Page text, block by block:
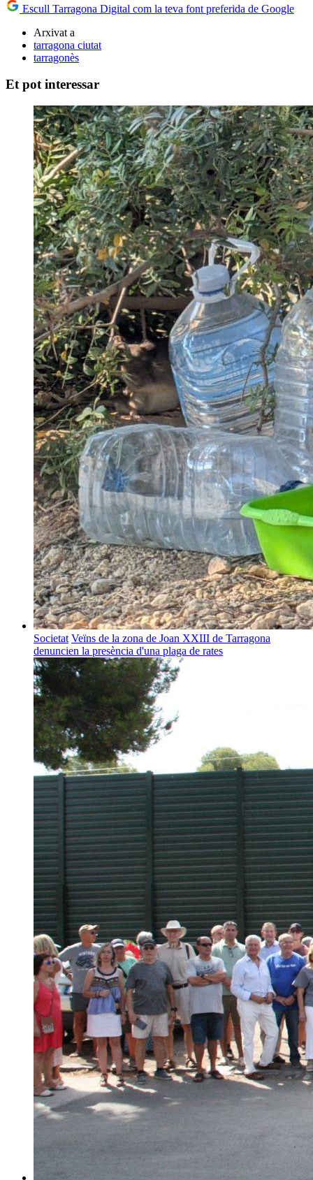
Escull Tarragona Digital com la teva font preferida de Google
Arxivat a
tarragona ciutat
tarragonès
Et pot interessar
Societat Veïns de la zona de Joan XXIII de Tarragona
denuncien la presència d'una plaga de rates